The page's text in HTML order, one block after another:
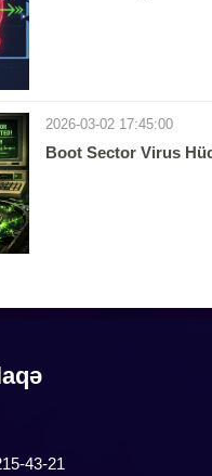
2026-03-02 17:45:00
Boot Sector Virus
43-21